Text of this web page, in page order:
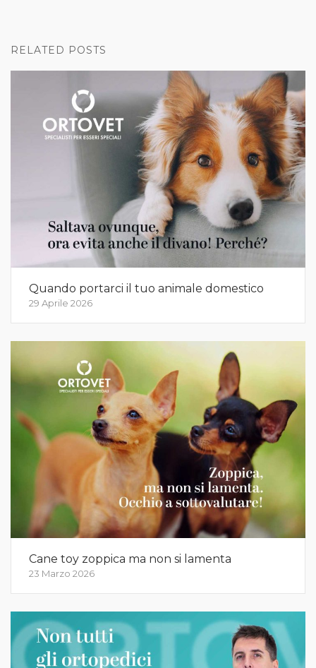
RELATED POSTS
Quando portarci il tuo animale domestico
29 Aprile 2026
Cane toy zoppica ma non si lamenta
23 Marzo 2026